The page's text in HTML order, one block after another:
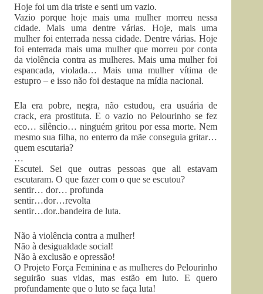
Hoje foi um dia triste e senti um vazio.
Vazio porque hoje mais uma mulher morreu nessa
cidade. Mais uma dentre várias. Hoje, mais uma
mulher foi enterrada nessa cidade. Dentre várias. Hoje
foi enterrada mais uma mulher que morreu por conta
da violência contra as mulheres. Mais uma mulher foi
espancada, violada… Mais uma mulher vítima de
estupro – e isso não foi destaque na mídia nacional.
Ela era pobre, negra, não estudou, era usuária de
crack, era prostituta. E o vazio no Pelourinho se fez
eco… silêncio… ninguém gritou por essa morte. Nem
mesmo sua filha, no enterro da mãe conseguia gritar…
quem escutaria?
…
Escutei. Sei que outras pessoas que ali estavam
escutaram. O que fazer com o que se escutou?
sentir… dor… profunda
sentir…dor…revolta
sentir…dor..bandeira de luta.
Não à violência contra a mulher!
Não à desigualdade social!
Não à exclusão e opressão!
O Projeto Força Feminina e as mulheres do Pelourinho
seguirão suas vidas, mas estão em luto. E quero
profundamente que o luto se faça luta!